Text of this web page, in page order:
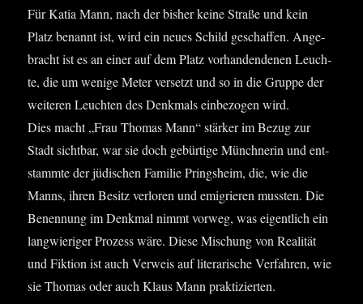
Für Katia Mann, nach der bis­her kei­ne Stra­ße und kein
Platz benannt ist, wird ein neu­es Schild geschaf­fen. Ange­
bracht ist es an einer auf dem Platz vor­han­den­denen Leuch­
te, die um weni­ge Meter ver­setzt und so in die Grup­pe der
wei­te­ren Leuch­ten des Denk­mals ein­be­zo­gen wird.
Dies macht „Frau Tho­mas Mann“ stär­ker im Bezug zur
Stadt sicht­bar, war sie doch gebür­ti­ge Münch­ne­rin und ent­
stamm­te der jüdi­schen Fami­lie Pringsheim, die, wie die
Manns, ihren Besitz ver­lo­ren und emi­grie­ren muss­ten. Die
Benen­nung im Denk­mal nimmt vor­weg, was eigent­lich ein
lang­wie­ri­ger Pro­zess wäre. Die­se Mischung von Rea­li­tät
und Fik­ti­on ist auch Ver­weis auf lite­ra­ri­sche Ver­fah­ren, wie
sie Tho­mas oder auch Klaus Mann praktizierten.